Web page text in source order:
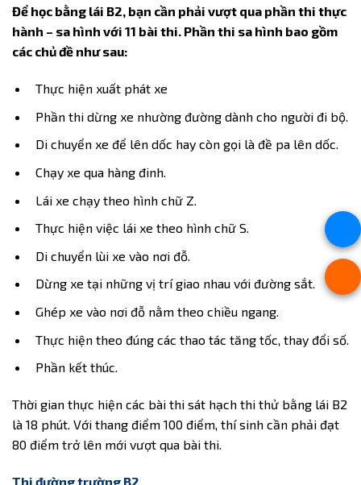
Để học bằng lái B2, bạn cần phải vượt qua phần thi thực
hành – sa hình với 11 bài thi. Phần thi sa hình bao gồm
các chủ đề như sau:
Thực hiện xuất phát xe
Phần thi dừng xe nhường đường dành cho người đi bộ.
Di chuyển xe để lên dốc hay còn gọi là đề pa lên dốc.
Chạy xe qua hàng đinh.
Lái xe chạy theo hình chữ Z.
Thực hiện việc lái xe theo hình chữ S.
Di chuyển lùi xe vào nơi đỗ.
Dừng xe tại những vị trí giao nhau với đường sắt.
Ghép xe vào nơi đỗ nằm theo chiều ngang.
Thực hiện theo đúng các thao tác tăng tốc, thay đổi số.
Phần kết thúc.
Thời gian thực hiện các bài thi sát hạch thi thử bằng lái B2
là 18 phút. Với thang điểm 100 điểm, thí sinh cần phải đạt
80 điểm trở lên mới vượt qua bài thi.
Thi đường trường B2